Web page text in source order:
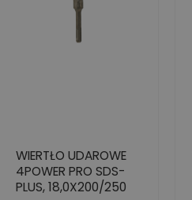
WIERTŁO UDAROWE
4POWER PRO SDS-
PLUS, 18,0X200/250